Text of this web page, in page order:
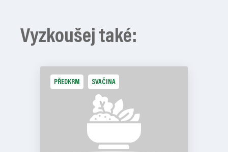
Vyzkoušej také:
PŘEDKRM SVAČINA